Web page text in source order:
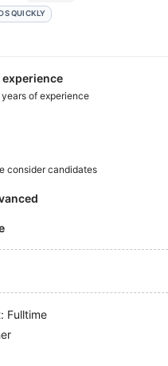
QUICKLY
experience
of experience
consider candidates
Fulltime